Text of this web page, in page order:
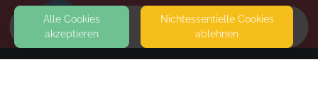
HOME
Alle Cookies
akzeptieren
Nicht­essentielle Cookies
ablehnen